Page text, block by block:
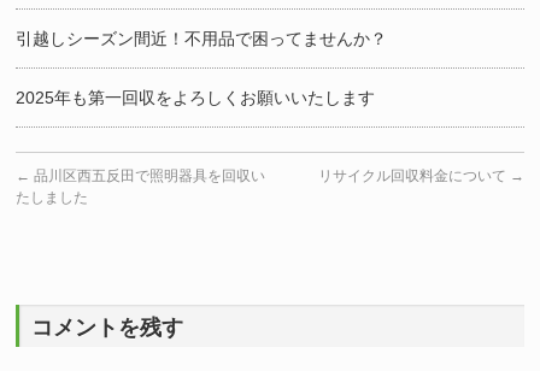
引越しシーズン間近！不用品で困ってませんか？
2025年も第一回収をよろしくお願いいたします
← 品川区西五反田で照明器具を回収い
たしました
リサイクル回収料金について →
コメントを残す